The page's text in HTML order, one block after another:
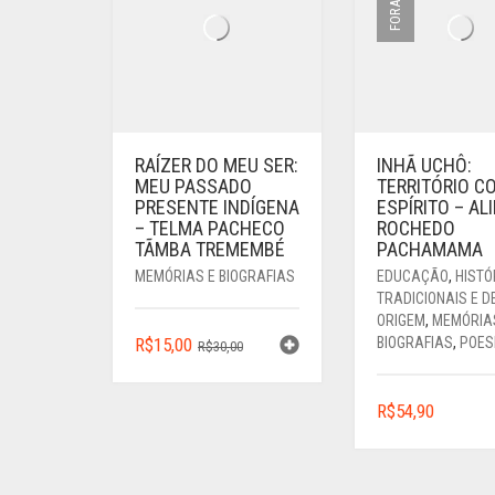
RAÍZER DO MEU SER:
MEU PASSADO
PRESENTE INDÍGENA
– TELMA PACHECO
TÃMBA TREMEMBÉ
MEMÓRIAS E BIOGRAFIAS
R$30,00O
R$15,00
O
INHÃ UCHÔ:
TERRITÓRIO
ESPÍRITO –
ROCHEDO
PACHAMAMA
EDUCAÇÃO,
TRADICIONAIS E
ORIGEM,
BIOGRAFIAS,
R$54,90